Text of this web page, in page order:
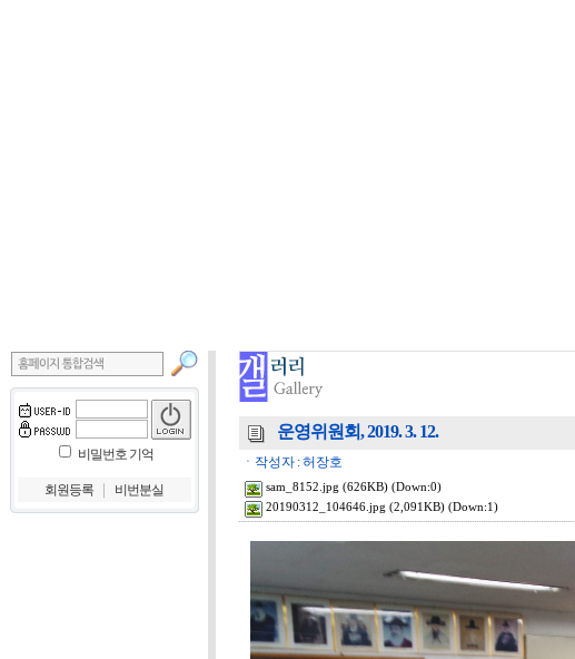
비밀번호 기억
회원등록 비번분실
운영위원회, 2019. 3. 12.
ㆍ작성자 : 허장호
sam_8152.jpg (626KB) (Down:0)
20190312_104646.jpg (2,091KB) (Down:1)